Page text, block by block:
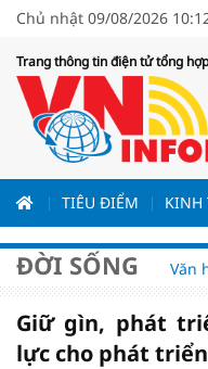
Chủ nhật 09/08/2026
Trang thông tin điện tử tổng hợp
TIÊU ĐIỂM KINH
ĐỜI SỐNG Văn
Giữ gìn, phát
lực cho phát